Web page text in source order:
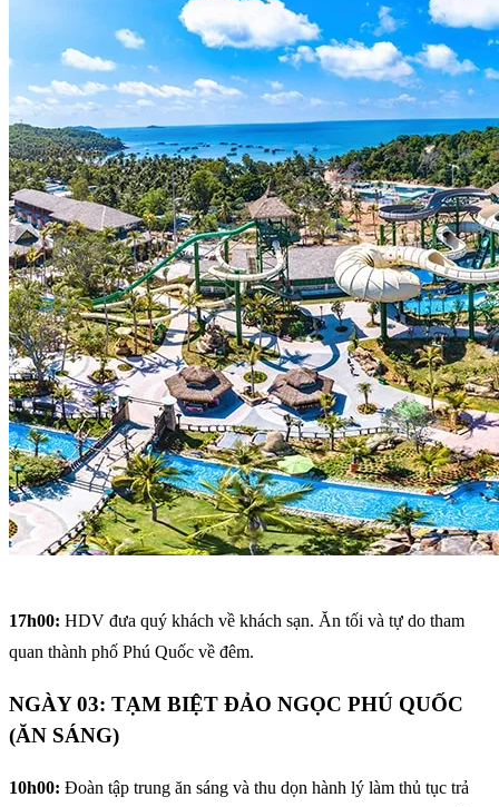
17h00: HDV đưa quý khách về khách sạn. Ăn tối và tự do tham
quan thành phố Phú Quốc về đêm.
NGÀY 03: TẠM BIỆT ĐẢO NGỌC PHÚ QUỐC
(ĂN SÁNG)
10h00: Đoàn tập trung ăn sáng và thu dọn hành lý làm thủ tục trả